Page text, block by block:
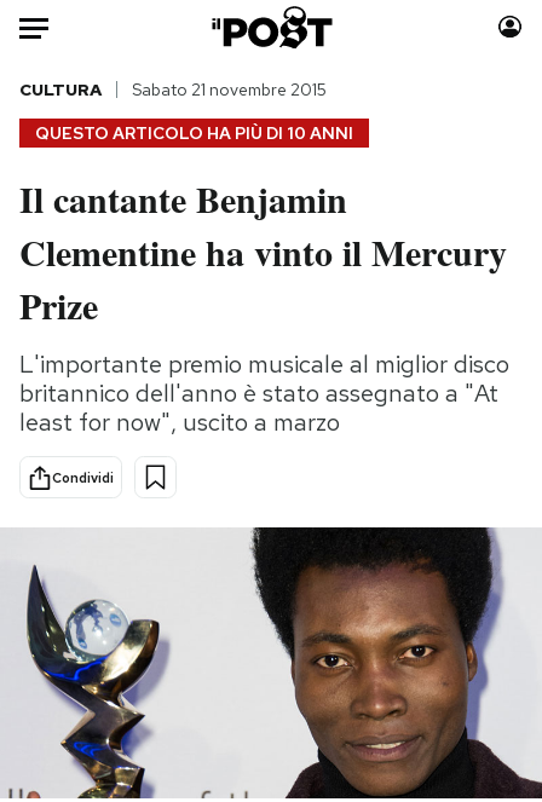
Auto
HOME
Italia
Politica
Tecnologia
Scienza
Cultura
Sport
Moda
Consumismi
Media
NEWSLETTER
I MIEI PREFERITI
QUESTO ARTICOLO HA PIÙ DI 10 ANNI
CULTURA Sabato 21 novembre 2015
Il cantante Benjamin
Clementine ha vinto il Mercury
Prize
L'importante premio musicale al miglior disco
britannico dell'anno è stato assegnato a "At
least for now", uscito a marzo
Condividi